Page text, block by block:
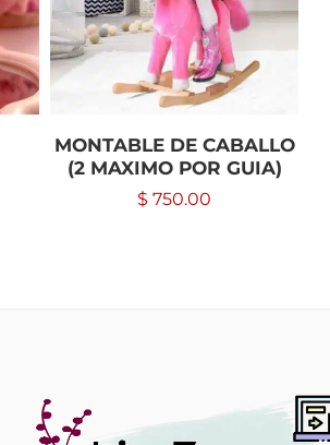
MONTABLE DE CABALLO
(2 MAXIMO POR GUIA)
$ 750.00